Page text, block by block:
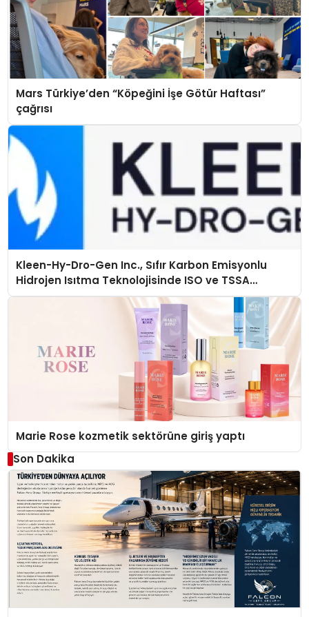
Mars Türkiye’den “Köpeğini İşe Götür Haftası”
çağrısı
Kleen-Hy-Dro-Gen Inc., Sıfır Karbon Emisyonlu
Hidrojen Isıtma Teknolojisinde ISO ve TSSA
Düzenleyici Onaylarını Aldı
Marie Rose kozmetik sektörüne giriş yaptı
Son Dakika